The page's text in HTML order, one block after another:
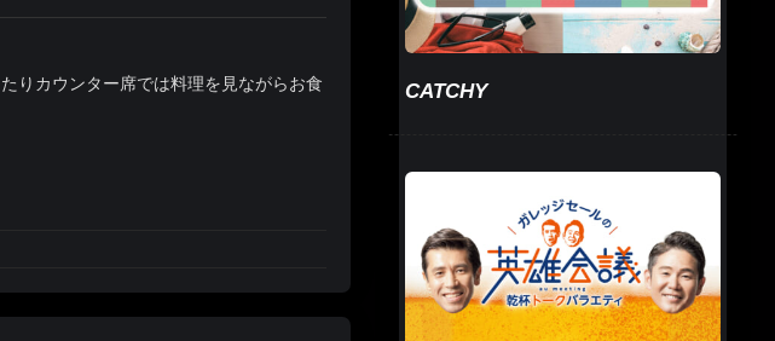
りカウンター席では料理を見ながらお食
CATCHY